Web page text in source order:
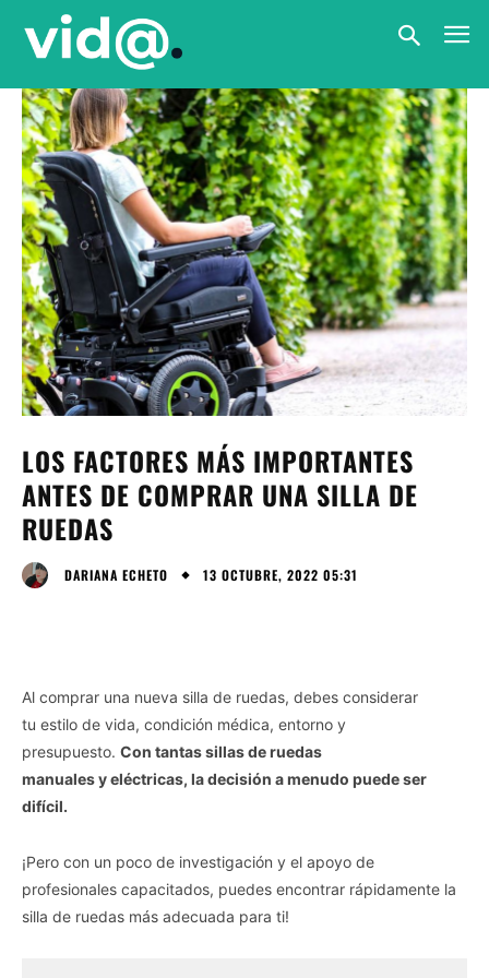
LOS FACTORES MÁS IMPORTANTES
ANTES DE COMPRAR UNA SILLA DE
RUEDAS
DARIANA ECHETO 13 OCTUBRE, 2022 05:31
Al comprar una nueva silla de ruedas, debes considerar
tu estilo de vida, condición médica, entorno y
presupuesto. Con tantas sillas de ruedas
manuales y eléctricas, la decisión a menudo puede ser
difícil.
¡Pero con un poco de investigación y el apoyo de
profesionales capacitados, puedes encontrar rápidamente la
silla de ruedas más adecuada para ti!